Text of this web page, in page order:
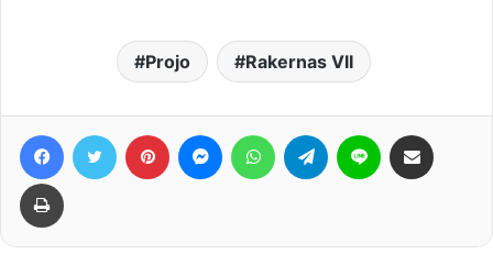
Projo Rakernas VII